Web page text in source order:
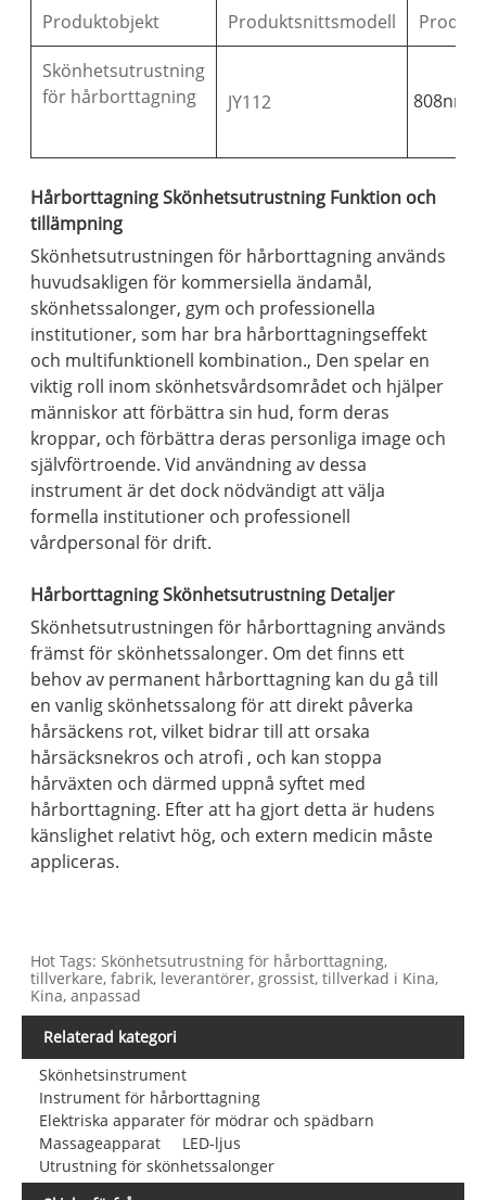
Produktobjekt
Produktsnittsmodell
Skönhetsutrustning
för hårborttagning
JY112 808nm
Hårborttagning Skönhetsutrustning Funktion och
tillämpning
Skönhetsutrustningen för hårborttagning används
huvudsakligen för kommersiella ändamål,
skönhetssalonger, gym och professionella
institutioner, som har bra hårborttagningseffekt
och multifunktionell kombination., Den spelar en
viktig roll inom skönhetsvårdsområdet och hjälper
människor att förbättra sin hud, form deras
kroppar, och förbättra deras personliga image och
självförtroende. Vid användning av dessa
instrument är det dock nödvändigt att välja
formella institutioner och professionell
vårdpersonal för drift.
Hårborttagning Skönhetsutrustning Detaljer
Skönhetsutrustningen för hårborttagning används
främst för skönhetssalonger. Om det finns ett
behov av permanent hårborttagning kan du gå till
en vanlig skönhetssalong för att direkt påverka
hårsäckens rot, vilket bidrar till att orsaka
hårsäcksnekros och atrofi , och kan stoppa
hårväxten och därmed uppnå syftet med
hårborttagning. Efter att ha gjort detta är hudens
känslighet relativt hög, och extern medicin måste
appliceras.
Hot Tags: Skönhetsutrustning för hårborttagning,
tillverkare, fabrik, leverantörer, grossist, tillverkad i Kina,
Kina, anpassad
Relaterad kategori
Skönhetsinstrument
Instrument för hårborttagning
Elektriska apparater för mödrar och spädbarn
Massageapparat
LED-ljus
Utrustning för skönhetssalonger